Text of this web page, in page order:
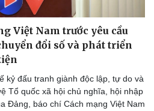
Việt Nam trước yêu cầu
đổi số và phát triển
kỷ đấu tranh giành độc lập, tự do và
Tổ quốc xã hội chủ nghĩa, hội nhập
Đảng, báo chí Cách mạng Việt Nam